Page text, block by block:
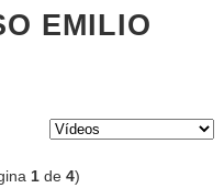
EMILIO
1 de4)